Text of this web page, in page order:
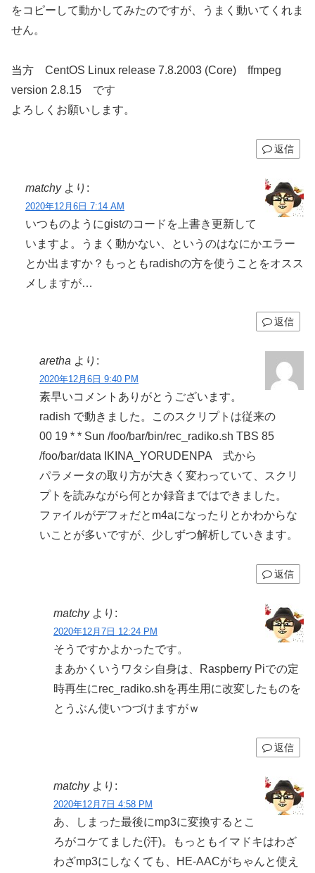
をコピーして動かしてみたのですが、うまく動いてくれま
せん。
当方 CentOS Linux release 7.8.2003 (Core) ffmpeg
version 2.8.15 です
よろしくお願いします。
返信
matchy より:
2020年12月6日 7:14 AM
いつものようにgistのコードを上書き更新して
いますよ。うまく動かない、というのはなにかエラー
とか出ますか？もっともradishの方を使うことをオスス
メしますが…
返信
aretha より:
2020年12月6日 9:40 PM
素早いコメントありがとうございます。
radish で動きました。このスクリプトは従来の
00 19 * * Sun /foo/bar/bin/rec_radiko.sh TBS 85
/foo/bar/data IKINA_YORUDENPA 式から
パラメータの取り方が大きく変わっていて、スクリ
プトを読みながら何とか録音まではできました。
ファイルがデフォだとm4aになったりとかわからな
いことが多いですが、少しずつ解析していきます。
返信
matchy より:
2020年12月7日 12:24 PM
そうですかよかったです。
まあかくいうワタシ自身は、Raspberry Piでの定
時再生にrec_radiko.shを再生用に改変したものを
とうぶん使いつづけますがｗ
返信
matchy より:
2020年12月7日 4:58 PM
あ、しまった最後にmp3に変換するとこ
ろがコケてました(汗)。もっともイマドキはわざ
わざmp3にしなくても、HE-AACがちゃんと使え